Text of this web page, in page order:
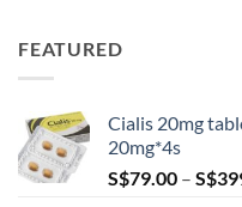
FEATURED
Cialis 20mg
20mg*4s
S$79.00 – S$